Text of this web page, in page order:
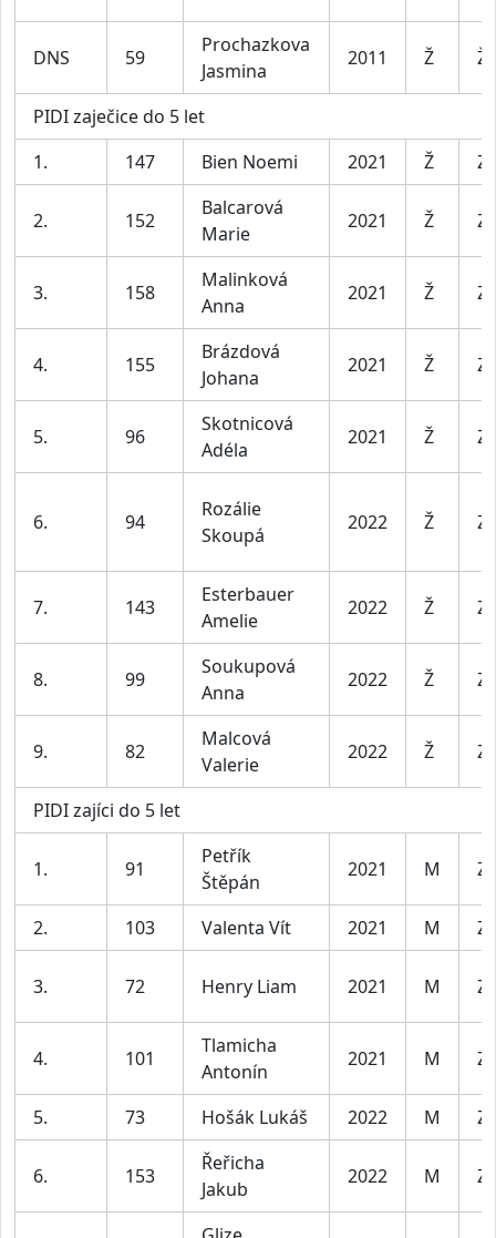
DNS 59
Prochazkova
Jasmina
2011 Ž
PIDI zaječice do 5 let
1.
147 Bien Noemi 2021 Ž
2. 152
Balcarová
Marie
2021 Ž
3. 158
Malinková
Anna
2021 Ž
4. 155
Brázdová
Johana
2021 Ž
5. 96
Skotnicová
Adéla
2021 Ž
6. 94
Rozálie
Skoupá
2022 Ž
7. 143
Esterbauer
Amelie
2022 Ž
8. 99
Soukupová
Anna
2022 Ž
9. 82
Malcová
Valerie
2022 Ž
PIDI zajíci do 5 let
1. 91
Petřík
Štěpán
2021 M
2. 103 Valenta Vít 2021 M
3. 72 Henry Liam 2021 M
4. 101
Tlamicha
Antonín
2021 M
5. 73 Hošák Lukáš 2022 M
6. 153
Řeřicha
Jakub
2022 M